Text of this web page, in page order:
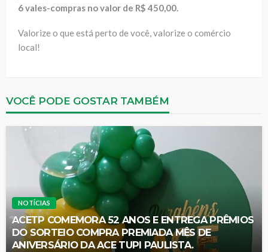
6 vales-compras no valor de R$ 450,00.
Valorize o que está perto de você, valorize o comércio
local!
VOCÊ PODE GOSTAR TAMBÉM
NOTÍCIAS
ACETP COMEMORA 52 ANOS E ENTREGA PRÊMIOS
DO SORTEIO COMPRA PREMIADA MÊS DE
ANIVERSÁRIO DA ACE TUPI PAULISTA.